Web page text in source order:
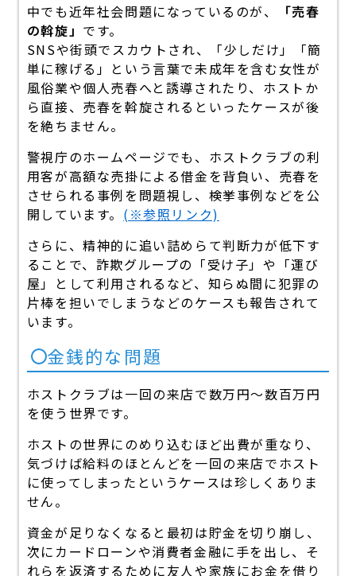
中でも近年社会問題になっているのが、
「売春
の斡旋」 です。
SNSや街頭でスカウトされ、「少しだけ」「簡
単に稼げる」という言葉で未成年を含む女性が
風俗業や個人売春へと誘導されたり、ホストか
ら直接、売春を斡旋されるといったケースが後
を絶ちません。
警視庁のホームページでも、ホストクラブの利
用客が高額な売掛による借金を背負い、売春を
させられる事例を問題視し、検挙事例などを公
開しています。 (※参照リンク)
さらに、精神的に追い詰めらて判断力が低下す
ることで、詐欺グループの「受け子」や「運び
屋」として利用されるなど、知らぬ間に犯罪の
片棒を担いでしまうなどのケースも報告されて
います。
金銭的な問題
ホストクラブは一回の来店で数万円～数百万円
を使う世界です。
ホストの世界にのめり込むほど出費が重なり、
気づけば給料のほとんどを一回の来店でホスト
に使ってしまったというケースは珍しくありま
せん。
資金が足りなくなると最初は貯金を切り崩し、
次にカードローンや消費者金融に手を出し、そ
れらを返済するために友人や家族にお金を借り